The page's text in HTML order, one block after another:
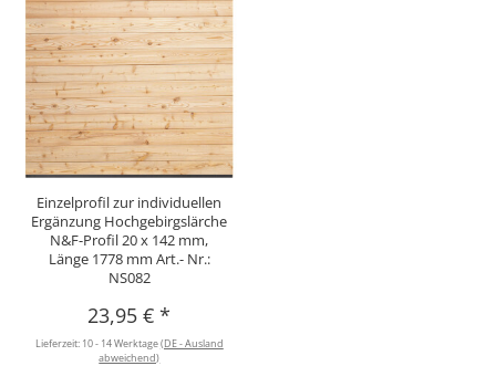
Einzelprofil zur individuellen
Ergänzung Hochgebirgslärche
N&F-Profil 20 x 142 mm,
Länge 1778 mm Art.- Nr.:
NS082
23,95 €*
Lieferzeit: 10 - 14 Werktage(DE - Ausland
abweichend)